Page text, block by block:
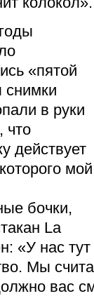
«пятой
снимки
в руки
что
действует
мой
бочки,
La
«У нас тут
Мы
вас